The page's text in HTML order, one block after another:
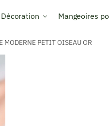
Mangeoires
MODERNE PETIT OISEAU OR